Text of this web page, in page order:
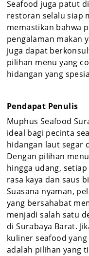
Seafood juga patut
restoran selalu siap
memastikan bahwa
pengalaman makan
juga dapat
pilihan menu yang
hidangan yang
Pendapat Penulis
Muphus Seafood
ideal bagi pecinta
hidangan laut segar
Dengan pilihan
hingga udang,
rasa kaya dan saus
Suasana nyaman,
yang bersahabat
menjadi salah satu
di Surabaya Barat.
kuliner seafood
adalah pilihan yang